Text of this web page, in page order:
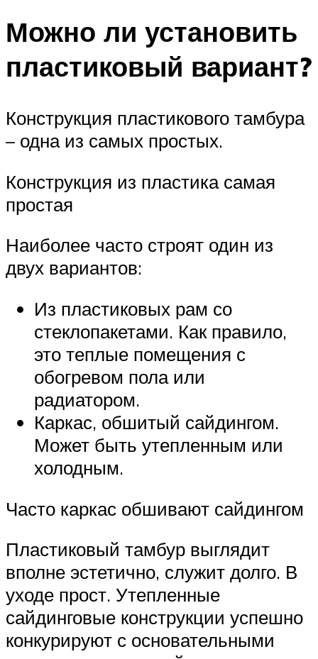
Можно ли установить
пластиковый вариант?
Конструкция пластикового тамбура
– одна из самых простых.
Конструкция из пластика самая
простая
Наиболее часто строят один из
двух вариантов:
Из пластиковых рам со
стеклопакетами. Как правило,
это теплые помещения с
обогревом пола или
радиатором.
Каркас, обшитый сайдингом.
Может быть утепленным или
холодным.
Часто каркас обшивают сайдингом
Пластиковый тамбур выглядит
вполне эстетично, служит долго. В
уходе прост. Утепленные
сайдинговые конструкции успешно
конкурируют с основательными